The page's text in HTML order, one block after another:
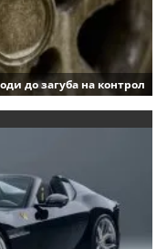
до загуба на контрол